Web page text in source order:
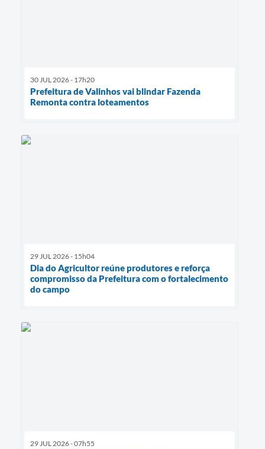
30 JUL 2026 - 17h20
Prefeitura de Valinhos vai blindar Fazenda
Remonta contra loteamentos
29 JUL 2026 - 15h04
Dia do Agricultor reúne produtores e reforça
compromisso da Prefeitura com o fortalecimento
do campo
29 JUL 2026 - 07h55